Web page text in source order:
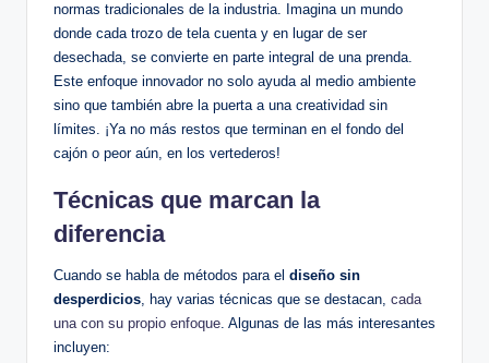
normas tradicionales de la industria. Imagina un mundo
donde cada trozo de tela cuenta y en lugar de ser
desechada, se convierte en parte integral de una prenda.
Este enfoque innovador no solo ayuda al medio ambiente
sino que también abre la puerta a una creatividad sin
límites. ¡Ya no más restos que terminan en el fondo del
cajón o peor aún, en los vertederos!
Técnicas que marcan la
diferencia
Cuando se habla de métodos para el diseño sin
desperdicios, hay varias técnicas que se destacan, cada
una con su propio enfoque. Algunas de las más interesantes
incluyen: